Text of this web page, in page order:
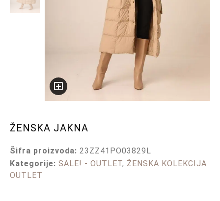
ŽENSKA JAKNA
Šifra proizvoda: 23ZZ41PO03829L
Kategorije: SALE! - OUTLET, ŽENSKA KOLEKCIJA
OUTLET